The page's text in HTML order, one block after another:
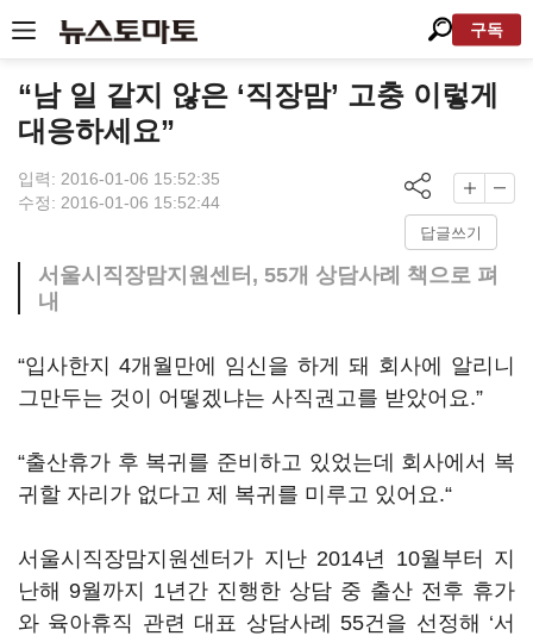
구독
“남 일 같지 않은 ‘직장맘’ 고충 이렇게
대응하세요”
입력: 2016-01-06 15:52:35
수정: 2016-01-06 15:52:44
답글쓰기
서울시직장맘지원센터, 55개 상담사례 책으로 펴
내
“입사한지 4개월만에 임신을 하게 돼 회사에 알리니
그만두는 것이 어떻겠냐는 사직권고를 받았어요.”
“출산휴가 후 복귀를 준비하고 있었는데 회사에서 복
귀할 자리가 없다고 제 복귀를 미루고 있어요.“
서울시직장맘지원센터가 지난 2014년 10월부터 지
난해 9월까지 1년간 진행한 상담 중 출산 전후 휴가
와 육아휴직 관련 대표 상담사례 55건을 선정해 ‘서